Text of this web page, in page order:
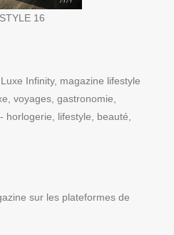
16
Infinity, magazine lifestyle
voyages, gastronomie,
lifestyle, beauté,
sur les plateformes de